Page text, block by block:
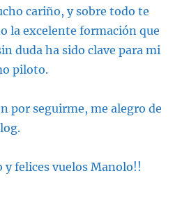
cariño, y sobre todo te
la excelente formación que
duda ha sido clave para mi
piloto.
por seguirme, me alegro de
y felices vuelos Manolo!!